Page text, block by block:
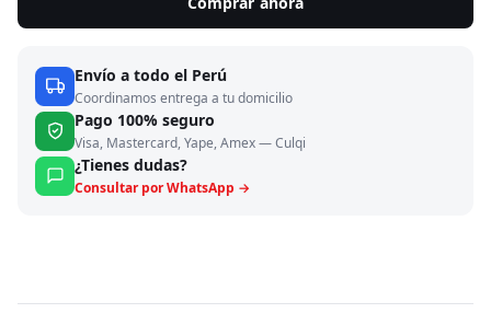
Envío a todo el Perú
Coordinamos entrega a tu domicilio
Pago 100% seguro
Visa, Mastercard, Yape, Amex — Culqi
¿Tienes dudas?
Consultar por WhatsApp →